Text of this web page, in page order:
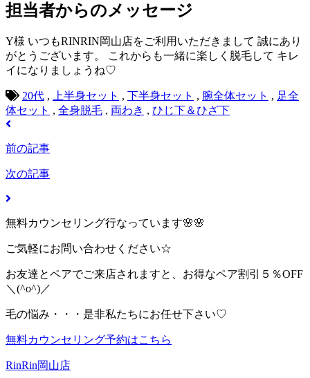
担当者からのメッセージ
Y様 いつもRINRIN岡山店をご利用いただきまして 誠にあり
がとうございます。 これからも一緒に楽しく脱毛して キレ
イになりましょうね♡
20代 , 上半身セット , 下半身セット , 腕全体セット , 足全
体セット , 全身脱毛 , 両わき , ひじ下＆ひざ下
前の記事
次の記事
無料カウンセリング行なっています🌸🌸
ご気軽にお問い合わせください☆
お友達とペアでご来店されますと、お得なペア割引５％OFF
＼(^o^)／
毛の悩み・・・是非私たちにお任せ下さい♡
無料カウンセリング予約はこちら
RinRin岡山店